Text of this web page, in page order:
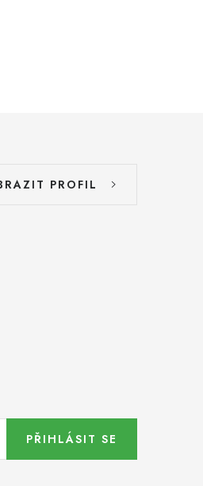
PROFIL
PŘIHLÁSIT SE